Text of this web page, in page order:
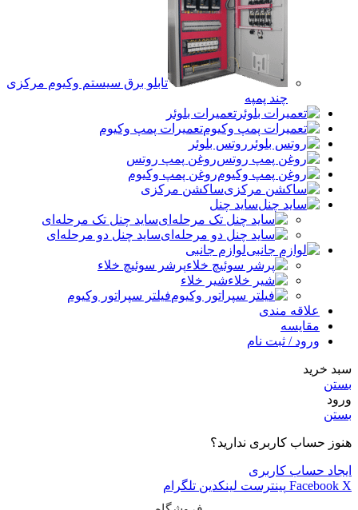
تابلو برق سیستم وکیوم مرکزی
چند پمپه
تعمیرات بلوئر
تعمیرات پمپ وکیوم
روتس بلوئر
روغن پمپ روتس
روغن پمپ وکیوم
ساکشن مرکزی
ساید چنل
ساید چنل تک مرحله‌ای
ساید چنل دو مرحله‌ای
لوازم جانبی
پرشر سوئیچ خلاء
شیر خلاء
فیلتر سپراتور وکیوم
علاقه مندی
مقایسه
ورود / ثبت نام
سبد خرید
بستن
ورود
بستن
هنوز حساب کاربری ندارید؟
ایجاد حساب کاربری
Facebook X پینترست لینکدین تلگرام